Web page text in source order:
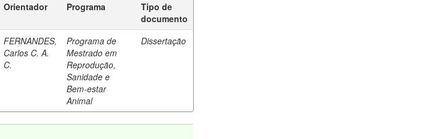
Orientador Programa
Tipo de
documento
FERNANDES,
Carlos C. A.
C.
Programa de
Mestrado em
Reprodução,
Sanidade e
Bem-estar
Animal
Dissertação